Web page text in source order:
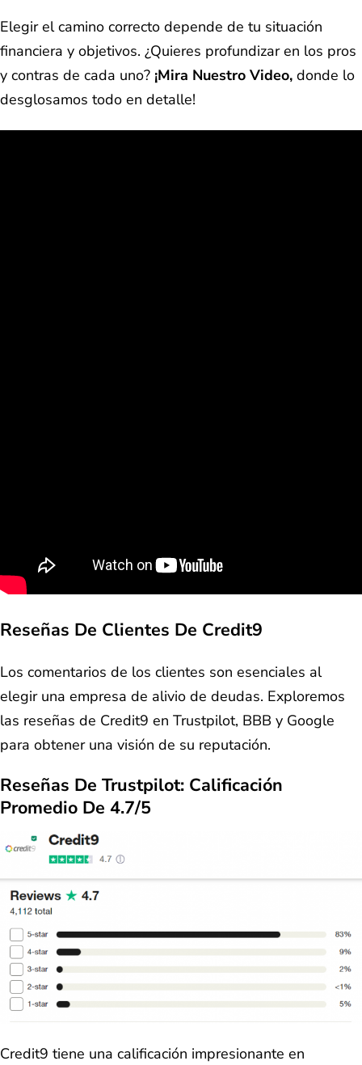
Elegir el camino correcto depende de tu situación
financiera y objetivos. ¿Quieres profundizar en los pros
y contras de cada uno? ¡Mira Nuestro Video, donde lo
desglosamos todo en detalle!
Reseñas De Clientes De Credit9
Los comentarios de los clientes son esenciales al
elegir una empresa de alivio de deudas. Exploremos
las reseñas de Credit9 en Trustpilot, BBB y Google
para obtener una visión de su reputación.
Reseñas De Trustpilot: Calificación
Promedio De 4.7/5
Credit9 tiene una calificación impresionante en